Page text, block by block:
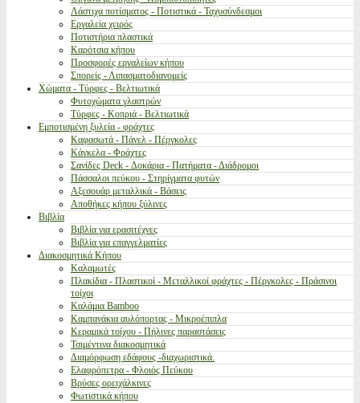
Λάστιχα ποτίσματος - Ποτιστικά - Ταχυσύνδεσμοι
Εργαλεία χειρός
Ποτιστήρια πλαστικά
Καρότσια κήπου
Προσφορές εργαλείων κήπου
Σπορείς - Λιπασματοδιανομείς
Χώματα - Τύρφες - Βελτιωτικά
Φυτοχώματα γλαστρών
Τύρφες - Κοπριά - Βελτιωτικά
Εμποτισμένη ξυλεία - φράχτες
Καφασωτά - Πάνελ - Πέργκολες
Κάγκελα - Φράχτες
Σανίδες Deck - Δοκάρια - Πατήματα - Διάδρομοι
Πάσσαλοι πεύκου - Στηρίγματα φυτών
Αξεσουάρ μεταλλικά - Βάσεις
Αποθήκες κήπου ξύλινες
Βιβλία
Βιβλία για ερασιτέχνες
Βιβλία για επαγγελματίες
Διακοσμητικά Κήπου
Καλαμωτές
Πλακίδια - Πλαστικοί - Μεταλλικοί φράχτες - Πέργκολες - Πράσινοι
τοίχοι
Καλάμια Bamboo
Καμπανάκια αυλόπορτας - Μικροέπιπλα
Κεραμικά τοίχου - Πήλινες παραστάσεις
Τσιμέντινα διακοσμητικά
Διαμόρφωση εδάφους -διαχωριστικά.
Ελαφρόπετρα - Φλοιός Πεύκου
Βρύσες ορειχάλκινες
Φωτιστικά κήπου